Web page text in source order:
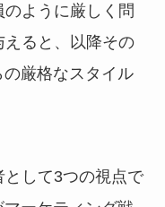
ように厳しく問
ると、以降その
厳格なスタイル
して3つの視点で